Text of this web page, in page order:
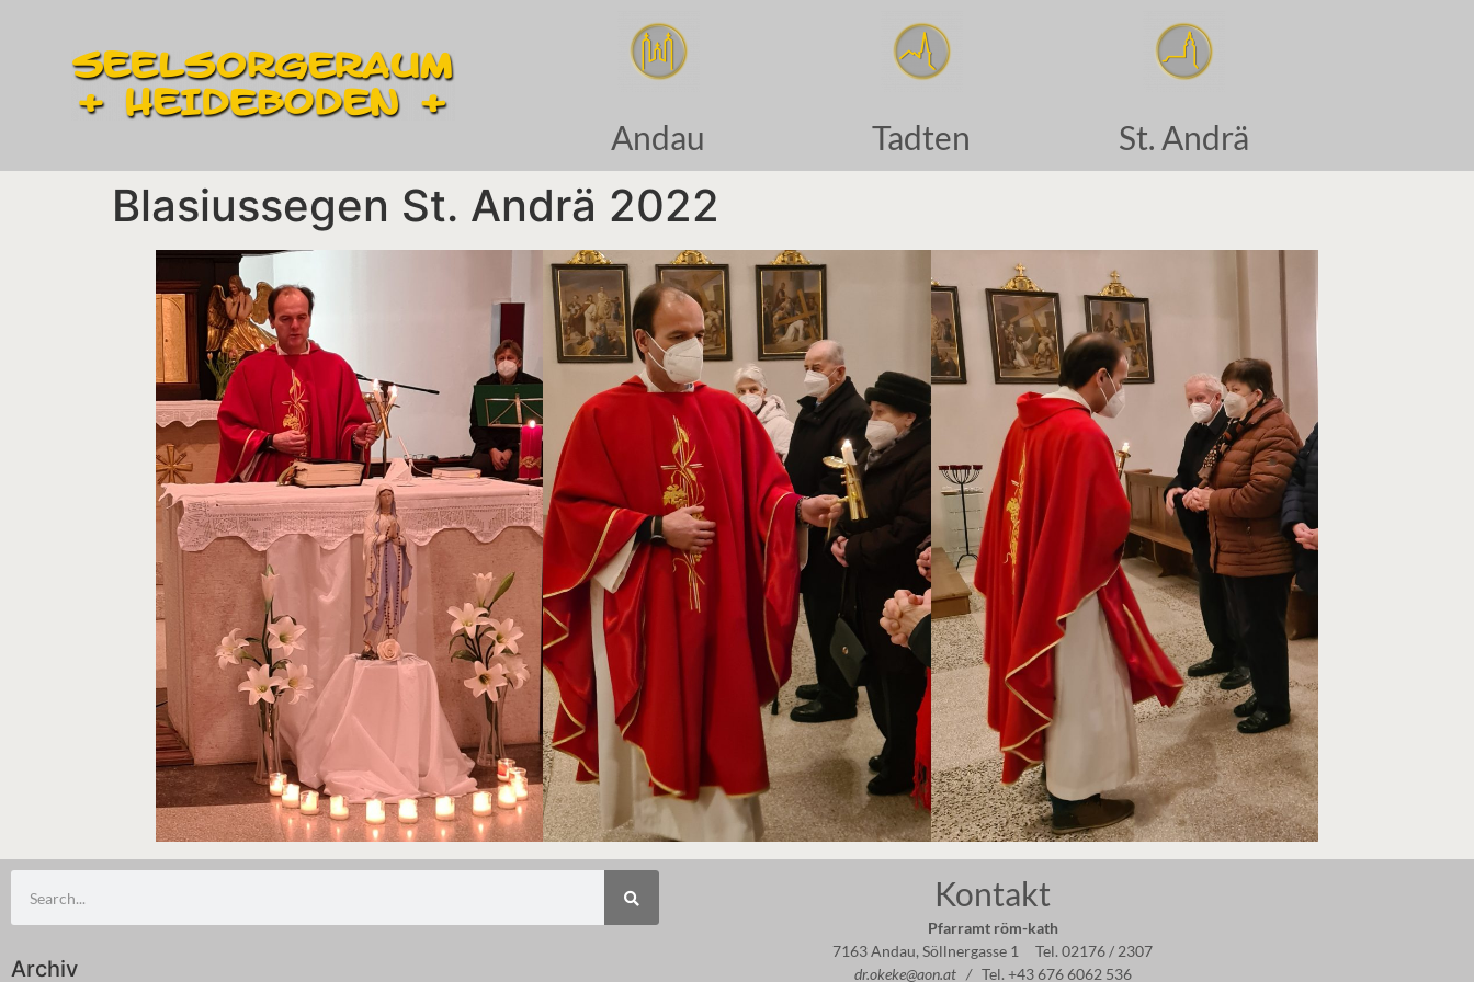
Andau Tadten St. Andrä
Blasiussegen St. Andrä 2022
Archiv
Kontakt
Pfarramt röm-kath
7163 Andau, Söllnergasse 1 Tel. 02176 / 2307
dr.okeke@aon.at / Tel. +43 676 6062 536